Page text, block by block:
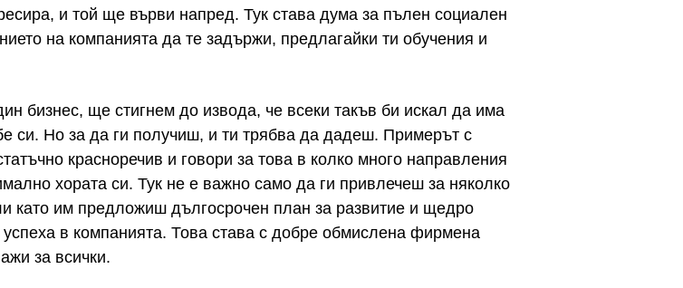
и той ще върви напред. Тук става дума за пълен социален
на компанията да те задържи, предлагайки ти обучения и
бизнес, ще стигнем до извода, че всеки такъв би искал да има
си. Но за да ги получиш, и ти трябва да дадеш. Примерът с
красноречив и говори за това в колко много направления
хората си. Тук не е важно само да ги привлечеш за няколко
като им предложиш дългосрочен план за развитие и щедро
в компанията. Това става с добре обмислена фирмена
за всички.